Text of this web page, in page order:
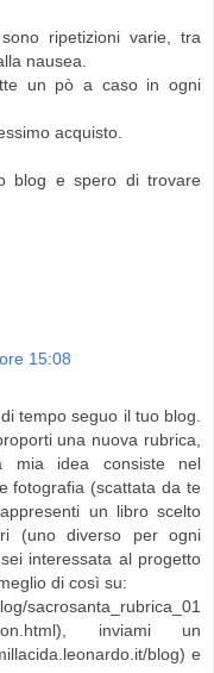
ripetizioni varie, tra
nausea.
un pò a caso in ogni
acquisto.
blog e spero di trovare
15:08
tempo seguo il tuo blog.
una nuova rubrica,
mia idea consiste nel
fotografia (scattata da te
un libro scelto
(uno diverso per ogni
interessata al progetto
di così su:
sacrosanta_rubrica_01
inviami un
blog) e